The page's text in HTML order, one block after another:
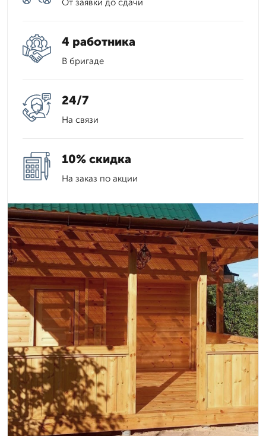
От заявки до сдачи
4 работника
В бригаде
24/7
На связи
10% скидка
На заказ по акции